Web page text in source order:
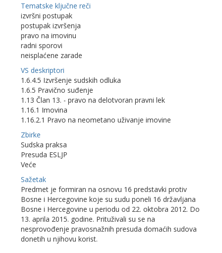
Tematske ključne reči
izvršni postupak
postupak izvršenja
pravo na imovinu
radni sporovi
neisplaćene zarade
VS deskriptori
1.6.4.5 Izvršenje sudskih odluka
1.6.5 Pravično suđenje
1.13 Član 13. - pravo na delotvoran pravni lek
1.16.1 Imovina
1.16.2.1 Pravo na neometano uživanje imovine
Zbirke
Sudska praksa
Presuda ESLJP
Veće
Sažetak
Predmet je formiran na osnovu 16 predstavki protiv
Bosne i Hercegovine koje su sudu poneli 16 državljana
Bosne i Hercegovine u periodu od 22. oktobra 2012. Do
13. aprila 2015. godine. Prituživali su se na
nesprovođenje pravosnažnih presuda domaćih sudova
donetih u njihovu korist.